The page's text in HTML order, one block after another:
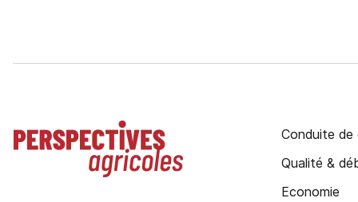
Conduite de
Qualité &
Economie